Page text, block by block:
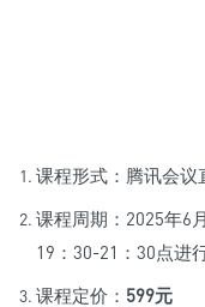
课程形式：腾讯会议
课程周期：2025年6
19：30-21：30点进行
课程定价： 599元